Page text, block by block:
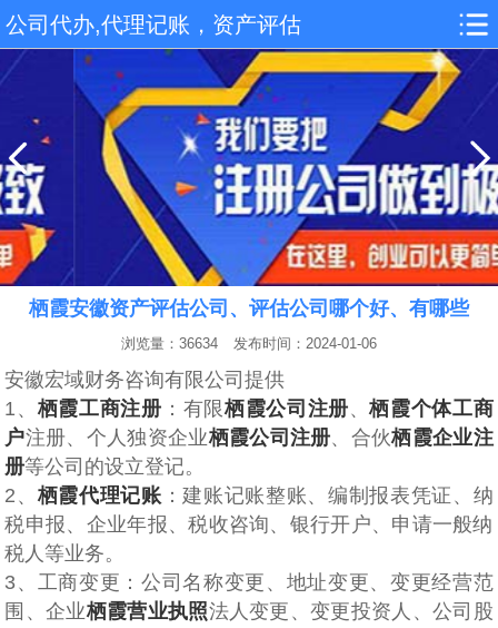
公司代办,代理记账，资产评估
栖霞安徽资产评估公司、评估公司哪个好、有哪些
浏览量：36634 发布时间：2024-01-06
安徽宏域财务咨询有限公司提供
1、栖霞工商注册 ：‌‌有限栖霞公司注册、栖霞个体工商
户注册、个人独‌‌资企业栖霞公司注册、合伙栖霞企业注
册等公司的设立登记。
2、栖霞代理记账 ：建账记账整账、编制报表凭证、纳
税申报、企业年报、税收咨询、银行开户、申请一般纳
税人等业务。
3、工商变更：公司名称变更、地址变更、变更经营范
围、企业栖霞营业执照法人变更、变更投资人、公司股